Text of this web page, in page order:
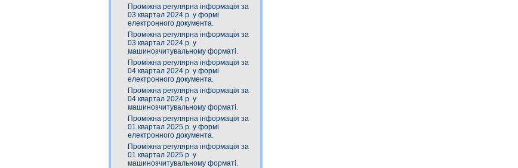
Проміжна регулярна інформація за
03 квартал 2024 р. у формі
електронного документа.
Проміжна регулярна інформація за
03 квартал 2024 р. у
машинозчитувальному форматі.
Проміжна регулярна інформація за
04 квартал 2024 р. у формі
електронного документа.
Проміжна регулярна інформація за
04 квартал 2024 р. у
машинозчитувальному форматі.
Проміжна регулярна інформація за
01 квартал 2025 р. у формі
електронного документа.
Проміжна регулярна інформація за
01 квартал 2025 р. у
машинозчитувальному форматі.